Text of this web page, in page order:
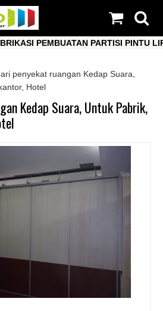
PEMBUATAN PARTISI PINTU LIPAT
penyekat ruangan Kedap Suara,
Hotel
Kedap Suara, Untuk Pabrik,